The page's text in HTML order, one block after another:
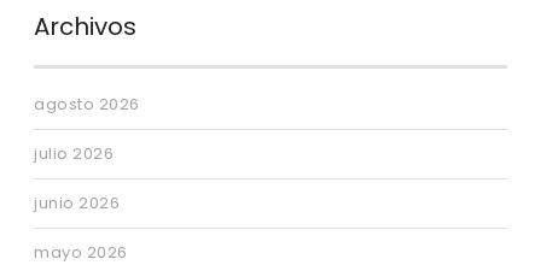
Archivos
agosto 2026
julio 2026
junio 2026
mayo 2026